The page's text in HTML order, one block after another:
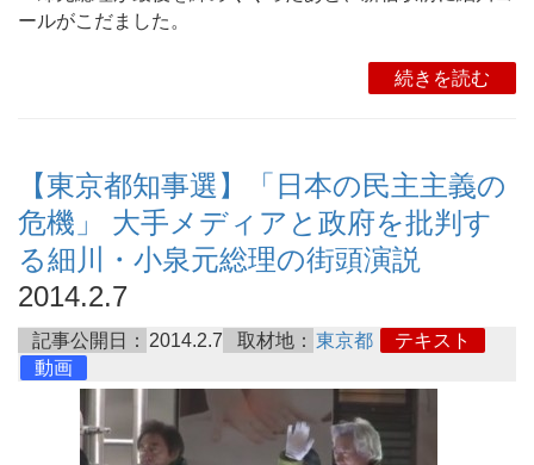
ールがこだました。
続きを読む
【東京都知事選】「日本の民主主義の
危機」 大手メディアと政府を批判す
る細川・小泉元総理の街頭演説
2014.2.7
記事公開日： 2014.2.7 取材地： 東京都
テキスト
動画